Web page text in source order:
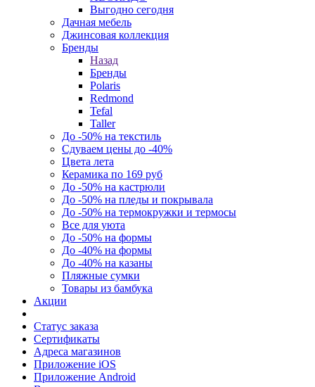
Выгодно сегодня
Дачная мебель
Джинсовая коллекция
Бренды
Назад
Бренды
Polaris
Redmond
Tefal
Taller
До -50% на текстиль
Сдуваем цены до -40%
Цвета лета
Керамика по 169 руб
До -50% на кастрюли
До -50% на пледы и покрывала
До -50% на термокружки и термосы
Все для уюта
До -50% на формы
До -40% на формы
До -40% на казаны
Пляжные сумки
Товары из бамбука
Акции
Статус заказа
Сертификаты
Адреса магазинов
Приложение iOS
Приложение Android